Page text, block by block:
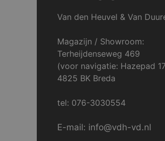
Van den Heuvel & Van
Magazijn / Showroom:
Terheijdenseweg 469
(voor navigatie: Hazepad
4825 BK Breda
tel: 076-3030554
E-mail: info@vdh-vd.nl